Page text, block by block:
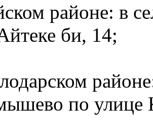
районе: в
би, 14;
по улице